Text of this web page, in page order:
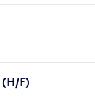
F)